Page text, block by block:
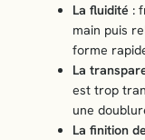
La fluidité :
main puis
forme
La
est trop
une
La finition